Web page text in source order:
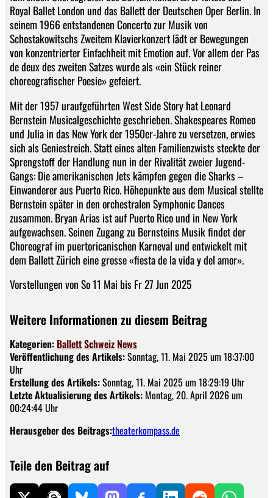
Royal Ballet London und das Ballett der Deutschen Oper Berlin. In
seinem 1966 entstandenen Concerto zur Musik von
Schostakowitschs Zweitem Klavierkonzert lädt er Bewegungen
von konzentrierter Einfachheit mit Emotion auf. Vor allem der Pas
de deux des zweiten Satzes wurde als «ein Stück reiner
choreografischer Poesie» gefeiert.
Mit der 1957 uraufgeführten West Side Story hat Leonard
Bernstein Musicalgeschichte geschrieben. Shakespeares Romeo
und Julia in das New York der 1950er-Jahre zu versetzen, erwies
sich als Geniestreich. Statt eines alten Familienzwists steckte der
Sprengstoff der Handlung nun in der Rivalität zweier Jugend-
Gangs: Die amerikanischen Jets kämpfen gegen die Sharks –
Einwanderer aus Puerto Rico. Höhepunkte aus dem Musical stellte
Bernstein später in den orchestralen Symphonic Dances
zusammen. Bryan Arias ist auf Puerto Rico und in New York
aufgewachsen. Seinen Zugang zu Bernsteins Musik findet der
Choreograf im puertoricanischen Karneval und entwickelt mit
dem Ballett Zürich eine grosse «fiesta de la vida y del amor».
Vorstellungen von So 11 Mai bis Fr 27 Jun 2025
Weitere Informationen zu diesem Beitrag
Kategorien: BallettSchweiz News
Veröffentlichung des Artikels:Sonntag, 11. Mai 2025 um 18:37:00
Uhr
Erstellung des Artikels:Sonntag, 11. Mai 2025 um 18:29:19 Uhr
Letzte Aktualisierung des Artikels: Montag, 20. April 2026 um
00:24:44 Uhr
Herausgeber des Beitrags:theaterkompass.de
Teile den Beitrag auf